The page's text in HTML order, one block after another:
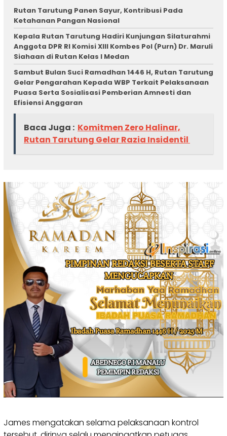
Rutan Tarutung Panen Sayur, Kontribusi Pada
Ketahanan Pangan Nasional
Kepala Rutan Tarutung Hadiri Kunjungan Silaturahmi
Anggota DPR RI Komisi XIII Kombes Pol (Purn) Dr. Maruli
Siahaan di Rutan Kelas I Medan
Sambut Bulan Suci Ramadhan 1446 H, Rutan Tarutung
Gelar Pengarahan Kepada WBP Terkait Pelaksanaan
Puasa Serta Sosialisasi Pemberian Amnesti dan
Efisiensi Anggaran
Baca Juga : Komitmen Zero Halinar,
Rutan Tarutung Gelar Razia Insidentil
James mengatakan selama pelaksanaan kontrol